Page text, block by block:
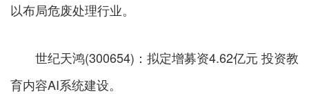
以布局危废处理行业。
世纪天鸿(300654)：拟定增募资4.62亿元 投资教
育内容AI系统建设。